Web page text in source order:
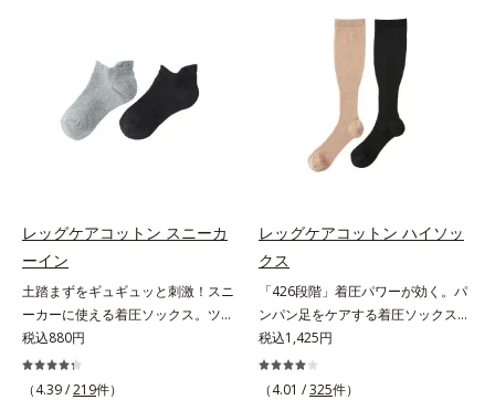
レッグケアコットン スニーカ
ーイン
土踏まずをギュギュッと刺激！スニ
ーカーに使える着圧ソックス。ツボ
押し効果でここちいい！スニーカー
に最適な、くるぶし丈の着圧ソック
スです。土踏まず部分がリブ編み
税込880円
（4.39 /219件）
レッグケアコットン ハイソッ
クス
「426段階」着圧パワーが効く。パ
ンパン足をケアする着圧ソックス。
驚異的な「426段階」着圧で、足す
っきり足指の付け根から上へ、1列
ずつパワーが変わる426段階着圧を
税込1,425円
（4.01 /325件）